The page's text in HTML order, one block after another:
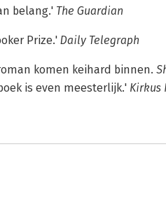
belang.' The Guardian
Prize.' Daily Telegraph
komen keihard binnen.
is even meesterlijk.' Kirkus